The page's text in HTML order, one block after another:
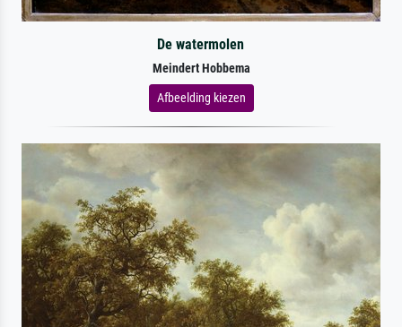
De watermolen
Meindert Hobbema
Afbeelding kiezen